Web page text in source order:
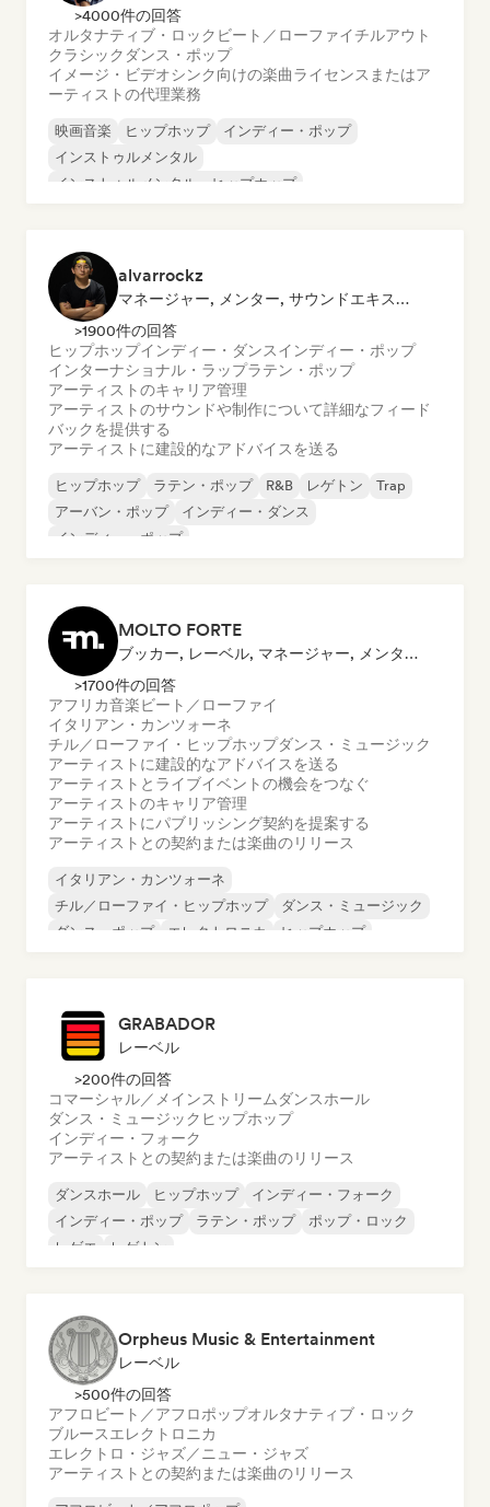
>4000件の回答
オルタナティブ・ロック ビート／ローファイチルアウト
クラシック ダンス・ポップ
イメージ・ビデオシンク向けの楽曲ライセンスまたはア
ーティストの代理業務
映画音楽 ヒップホップ
インディー・ポップ
インストゥルメンタル
インストゥルメンタル・ヒップホップ
alvarrockz
マネージャー, メンター, サウンドエキスパート
>1900件の回答
ヒップホップインディー・ダンスインディー・ポップ
インターナショナル・ラップラテン・ポップ
アーティストのキャリア管理
アーティストのサウンドや制作について詳細なフィード
バックを提供する
アーティストに建設的なアドバイスを送る
ヒップホップ ラテン・ポップ R&B レゲトン
Trap
アーバン・ポップ
インディー・ダンス
インディー・ポップ
MOLTO FORTE
ブッカー, レーベル, マネージャー, メンター, 発行者
>1700件の回答
アフリカ音楽ビート／ローファイ
イタリアン・カンツォーネ
チル／ローファイ・ヒップホップダンス・ミュージック
アーティストに建設的なアドバイスを送る
アーティストとライブイベントの機会をつなぐ
アーティストのキャリア管理
アーティストにパブリッシング契約を提案する
アーティストとの契約または楽曲のリリース
イタリアン・カンツォーネ
チル／ローファイ・ヒップホップ
ダンス・ミュージック
ダンス・ポップ
エレクトロニカ
ヒップホップ
GRABADOR
レーベル
>200件の回答
コマーシャル／メインストリーム ダンスホール
ダンス・ミュージック ヒップホップ
インディー・フォーク
アーティストとの契約または楽曲のリリース
ダンスホール ヒップホップ
インディー・フォーク
インディー・ポップ
ラテン・ポップ
ポップ・ロック
レゲエ
レゲトン
Orpheus Music & Entertainment
レーベル
>500件の回答
アフロビート／アフロポップオルタナティブ・ロック
ブルースエレクトロニカ
エレクトロ・ジャズ／ニュー・ジャズ
アーティストとの契約または楽曲のリリース